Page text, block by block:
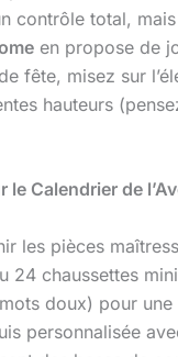
contrôle total,
en propose de
fête, misez sur
hauteurs
Calendrier de
les pièces
chaussettes
doux) pour
personnalisée